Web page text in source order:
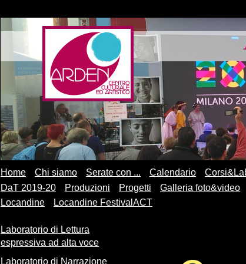
Home Chi siamo Serate con ... Calendario
DaT 2019-20
Produzioni Progetti Galleria foto&video
Locandine
Locandine FestivalACT
Laboratorio di Lettura
espressiva ad alta voce
Laboratorio di Narrazione